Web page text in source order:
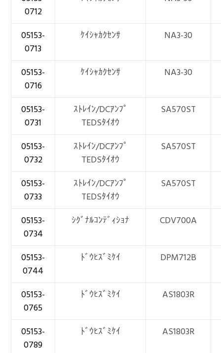
0712
05153-
0713
ｹｲｼｬｶｸｾﾝｻ NA3-30
05153-
0716
ｹｲｼｬｶｸｾﾝｻ NA3-30
05153-
0731
ｽﾄﾚｲﾝ/DCｱﾝﾌﾟ
TEDSﾀｲｵｳ
SA570ST
05153-
0732
ｽﾄﾚｲﾝ/DCｱﾝﾌﾟ
TEDSﾀｲｵｳ
SA570ST
05153-
0733
ｽﾄﾚｲﾝ/DCｱﾝﾌﾟ
TEDSﾀｲｵｳ
SA570ST
05153-
0734
ｼｸﾞﾅﾙｺﾝﾃﾞｨｼｮﾅ CDV700A
05153-
0744
ﾄﾞｳﾋｽﾞﾐｹｲ DPM712B
05153-
0765
ﾄﾞｳﾋｽﾞﾐｹｲ AS1803R
05153-
0789
ﾄﾞｳﾋｽﾞﾐｹｲ AS1803R